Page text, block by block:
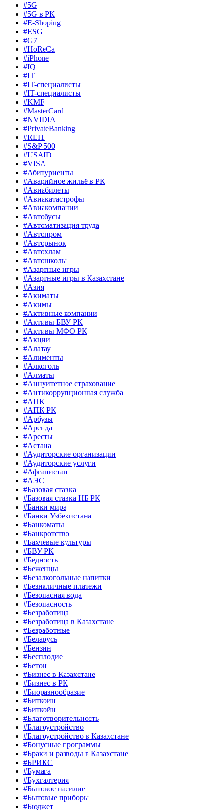
#5G
#5G в РК
#E-Shoping
#ESG
#G7
#HoReCa
#iPhone
#IQ
#IT
#IT-специалисты
#IT-специалисты
#KMF
#MasterCard
#NVIDIA
#PrivateBanking
#REIT
#S&P 500
#USAID
#VISA
#Абитуриенты
#Аварийное жильё в РК
#Авиабилеты
#Авиакатастрофы
#Авиакомпании
#Автобусы
#Автоматизация труда
#Автопром
#Авторынок
#Автохлам
#Автошколы
#Азартные игры
#Азартные игры в Казахстане
#Азия
#Акиматы
#Акимы
#Активные компании
#Активы БВУ РК
#Активы МФО РК
#Акции
#Алатау
#Алименты
#Алкоголь
#Алматы
#Аннуитетное страхование
#Антикоррупционная служба
#АПК
#АПК РК
#Арбузы
#Аренда
#Аресты
#Астана
#Аудиторские организации
#Аудиторские услуги
#Афганистан
#АЭС
#Базовая ставка
#Базовая ставка НБ РК
#Банки мира
#Банки Узбекистана
#Банкоматы
#Банкротство
#Бахчевые культуры
#БВУ РК
#Бедность
#Беженцы
#Безалкогольные напитки
#Безналичные платежи
#Безопасная вода
#Безопасность
#Безработица
#Безработица в Казахстане
#Безработные
#Беларусь
#Бензин
#Бесплодие
#Бетон
#Бизнес в Казахстане
#Бизнес в РК
#Биоразнообразие
#Биткоин
#Биткойн
#Благотворительность
#Благоустройство
#Благоустройство в Казахстане
#Бонусные программы
#Браки и разводы в Казахстане
#БРИКС
#Бумага
#Бухгалтерия
#Бытовое насилие
#Бытовые приборы
#Бюджет